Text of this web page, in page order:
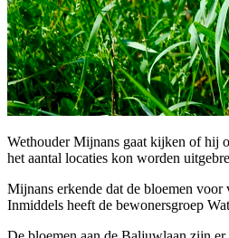
Wethouder Mijnans gaat kijken of hij
het aantal locaties kon worden
Mijnans erkende dat de bloemen voor
Inmiddels heeft de bewonersgroep